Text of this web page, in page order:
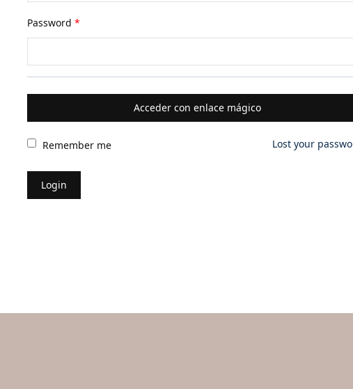
Password*
Remember me Lost your
Login